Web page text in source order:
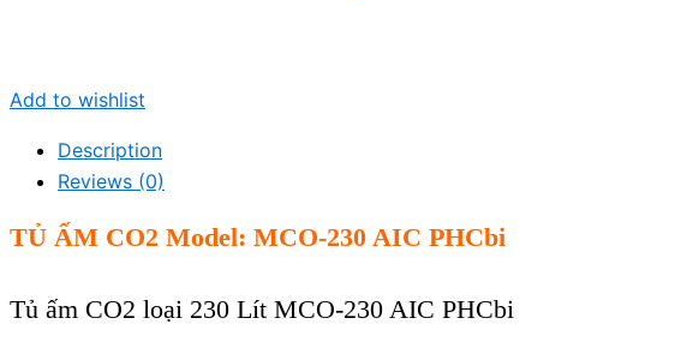
Add to wishlist
Description
Reviews (0)
TỦ ẤM CO2 Model: MCO-230 AIC PHCbi
Tủ ấm CO2 loại 230 Lít MCO-230 AIC PHCbi